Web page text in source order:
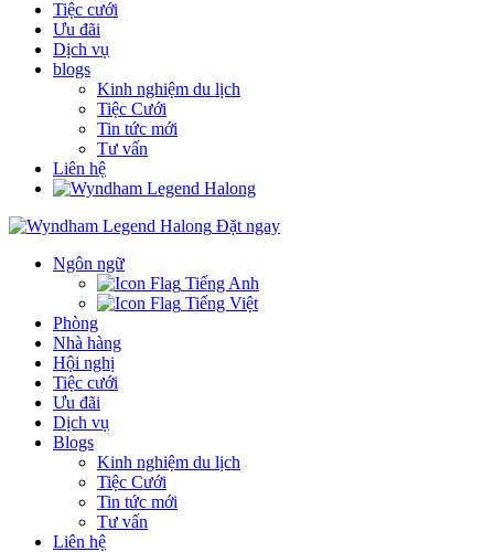
Tiệc cưới
Ưu đãi
Dịch vụ
blogs
Kinh nghiệm du lịch
Tiệc Cưới
Tin tức mới
Tư vấn
Liên hệ
Đặt ngay
Ngôn ngữ
Tiếng Anh
Tiếng Việt
Phòng
Nhà hàng
Hội nghị
Tiệc cưới
Ưu đãi
Dịch vụ
Blogs
Kinh nghiệm du lịch
Tiệc Cưới
Tin tức mới
Tư vấn
Liên hệ